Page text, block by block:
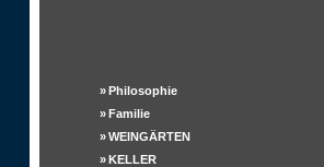
»Philosophie
»Familie
»WEINGÄRTEN
»KELLER